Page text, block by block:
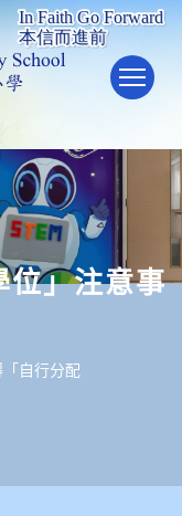
位」注意事
自行分配